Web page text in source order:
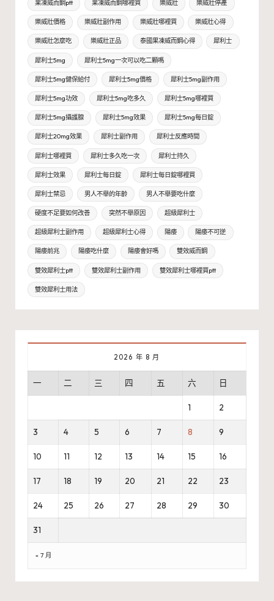
果凍威而鋼ptt 果凍威而鋼哪裡買 樂威壯 樂威壯停產
樂威壯價格 樂威壯副作用 樂威壯哪裡買 樂威壯心得
樂威壯怎麼吃 樂威壯正品 泰國果凍威而鋼心得 犀利士
犀利士5mg 犀利士5mg一次可以吃二顆嗎
犀利士5mg健保給付 犀利士5mg價格 犀利士5mg副作用
犀利士5mg功效 犀利士5mg吃多久 犀利士5mg哪裡買
犀利士5mg攝護腺 犀利士5mg效果 犀利士5mg每日錠
犀利士20mg效果 犀利士副作用 犀利士反應時間
犀利士哪裡買 犀利士多久吃一次 犀利士持久
犀利士效果 犀利士每日錠 犀利士每日錠哪裡買
犀利士禁忌 男人不舉的年齡 男人不舉要吃什麼
硬度不足要如何改善 突然不舉原因 超級犀利士
超級犀利士副作用 超級犀利士心得 陽痿 陽痿不可逆
陽痿前兆 陽痿吃什麼 陽痿會好嗎 雙效威而鋼
雙效犀利士ptt 雙效犀利士副作用 雙效犀利士哪裡買ptt
雙效犀利士用法
2026 年 8 月
一 二 三 四 五 六 日
1 2
3 4 5 6 7 8 9
10 11 12 13 14 15 16
17 18 19 20 21 22 23
24 25 26 27 28 29 30
31
« 7 月